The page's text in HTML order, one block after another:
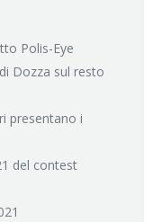
Polis-Eye
Dozza sul resto
presentano i
del contest